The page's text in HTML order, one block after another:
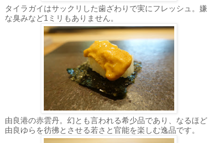
タイラガイはサックリした歯ざわりで実にフレッシュ。嫌
な臭みなど1ミリもありません。
由良港の赤雲丹。幻とも言われる希少品であり、なるほど
由良ゆらを彷彿とさせる若さと官能を楽しむ逸品です。